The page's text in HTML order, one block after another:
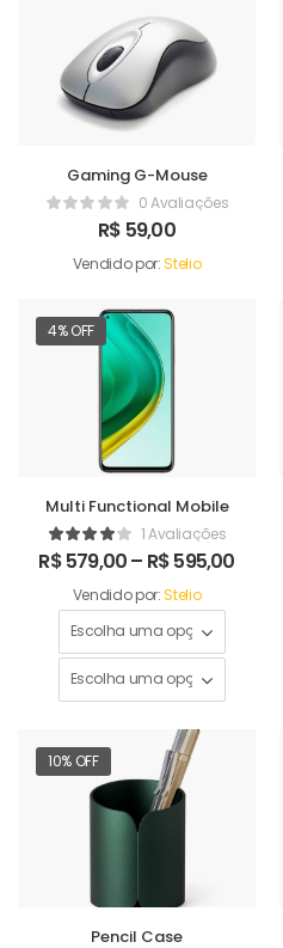
Gaming G-Mouse
0 Avaliações
R$ 59,00
Vendido por:Stelio
4% OFF
Multi Functional Mobile
1 Avaliações
R$579,00– R$595,00
Vendido por:Stelio
10% OFF
Pencil Case